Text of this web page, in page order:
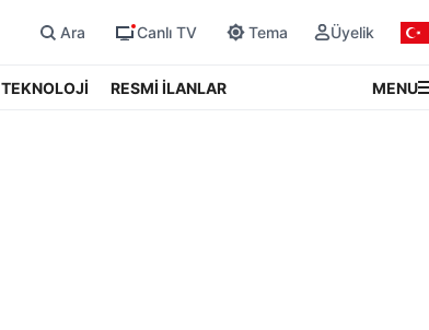
Ara Canlı TV Tema Üyelik
TEKNOLOJİ RESMİ İLANLAR MENU